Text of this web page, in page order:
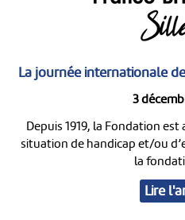
La journée internationale
3
Depuis 1919, la Fondation
situation de handicap et/ou
la
Lire